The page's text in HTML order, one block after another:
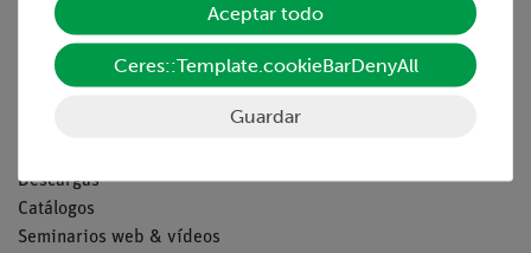
Declaración de privacidad
Pie de imprenta
Servicio
Descargas
Catálogos
Seminarios web & vídeos
Aceptar todo
Ceres::Template.cookieBarDenyAll
Guardar